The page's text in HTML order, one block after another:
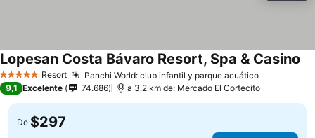
5 Estrellas Resort Panchi World: club infantil y parque acuáticoVer
Lopesan Costa Bávaro Resort, Spa & Casino
9,1 Excelente 74.686 a 3.2 km de: Mercado El Cortecito
De $297